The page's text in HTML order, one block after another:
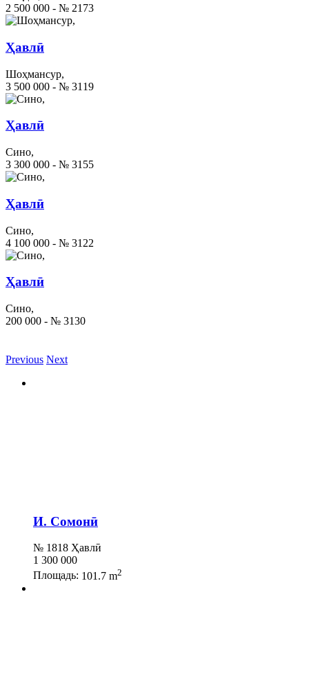
2 500 000 - № 2173
Ҳавлӣ
Шоҳмансур,
3 500 000 - № 3119
Ҳавлӣ
Сино,
3 300 000 - № 3155
Ҳавлӣ
Сино,
4 100 000 - № 3122
Ҳавлӣ
Сино,
200 000 - № 3130
Previous Next
И. Сомонӣ
№ 1818 Ҳавлӣ
1 300 000
Площадь: 101.7 m2